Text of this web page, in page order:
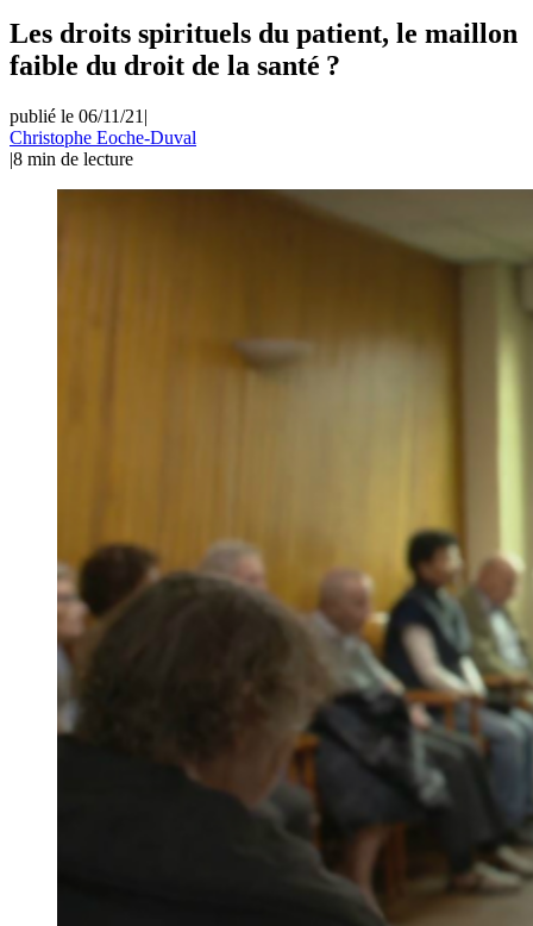
Les droits spirituels du patient, le maillon
faible du droit de la santé ?
publié le 06/11/21 |
Christophe Eoche-Duval
|8 min de lecture